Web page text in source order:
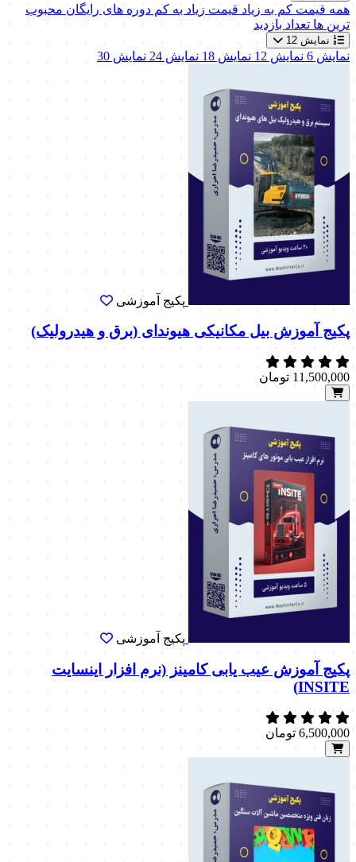
همه قیمت کم به زیادقیمت زیاد به کم دوره های رایگان محبوب
ترین ها تعداد بازدید
نمایش 12
نمایش 6 نمایش 12 نمایش 18 نمایش 24 نمایش 30
پکیج آموزشی
پکیج آموزش بیل مکانیکی هیوندای (برق و هیدرولیک)
11,500,000 تومان
پکیج آموزشی
پکیج آموزش عیب یابی کامینز (نرم افزار اینسایت
INSITE)
6,500,000 تومان